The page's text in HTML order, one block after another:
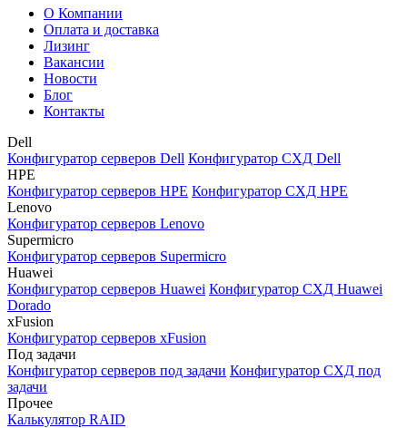
О Компании
Оплата и доставка
Лизинг
Вакансии
Новости
Блог
Контакты
Dell
Конфигуратор серверов Dell Конфигуратор СХД Dell
HPE
Конфигуратор серверов HPE Конфигуратор СХД HPE
Lenovo
Конфигуратор серверов Lenovo
Supermicro
Конфигуратор серверов Supermicro
Huawei
Конфигуратор серверов Huawei Конфигуратор СХД Huawei
Dorado
xFusion
Конфигуратор серверов xFusion
Под задачи
Конфигуратор серверов под задачи Конфигуратор СХД под
задачи
Прочее
Калькулятор RAID